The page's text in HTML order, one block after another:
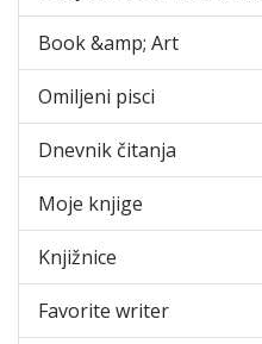
Book &amp; Art
Omiljeni pisci
Dnevnik čitanja
Moje knjige
Knjižnice
Favorite writer